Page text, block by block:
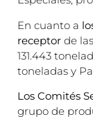
En cuanto a
receptor de
131.443
toneladas y
Los Comités
grupo de